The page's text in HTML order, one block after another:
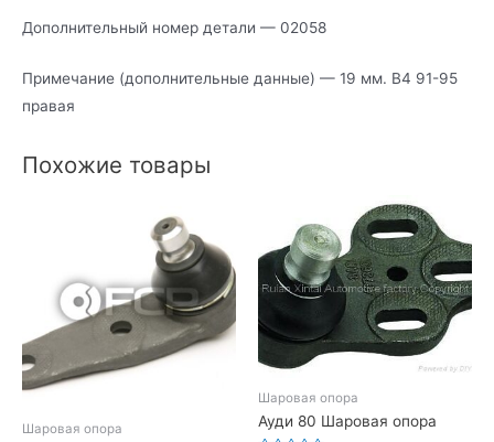
Дополнительный номер детали — 02058
Примечание (дополнительные данные) — 19 мм. В4 91-95
правая
Похожие товары
Шаровая опора
Шаровая опора
Ауди 80 Шаровая опора